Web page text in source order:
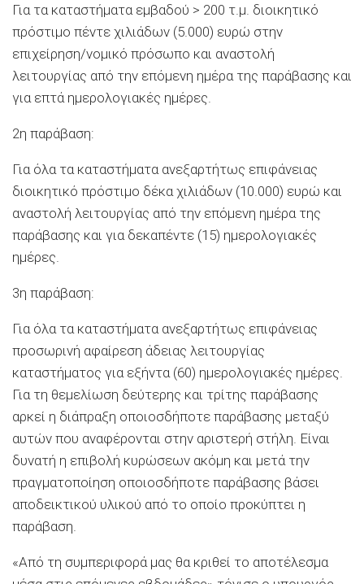
Για τα καταστήματα εμβαδού > 200 τ.μ. διοικητικό
πρόστιμο πέντε χιλιάδων (5.000) ευρώ στην
επιχείρηση/νομικό πρόσωπο και αναστολή
λειτουργίας από την επόμενη ημέρα της παράβασης και
για επτά ημερολογιακές ημέρες.
2η παράβαση:
Για όλα τα καταστήματα ανεξαρτήτως επιφάνειας
διοικητικό πρόστιμο δέκα χιλιάδων (10.000) ευρώ και
αναστολή λειτουργίας από την επόμενη ημέρα της
παράβασης και για δεκαπέντε (15) ημερολογιακές
ημέρες.
3η παράβαση:
Για όλα τα καταστήματα ανεξαρτήτως επιφάνειας
προσωρινή αφαίρεση άδειας λειτουργίας
καταστήματος για εξήντα (60) ημερολογιακές ημέρες.
Για τη θεμελίωση δεύτερης και τρίτης παράβασης
αρκεί η διάπραξη οποιοσδήποτε παράβασης μεταξύ
αυτών που αναφέρονται στην αριστερή στήλη. Είναι
δυνατή η επιβολή κυρώσεων ακόμη και μετά την
πραγματοποίηση οποιοσδήποτε παράβασης βάσει
αποδεικτικού υλικού από το οποίο προκύπτει η
παράβαση.
«Από τη συμπεριφορά μας θα κριθεί το αποτέλεσμα